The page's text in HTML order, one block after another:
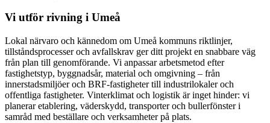
Vi utför rivning i Umeå
Lokal närvaro och kännedom om Umeå kommuns riktlinjer,
tillståndsprocesser och avfallskrav ger ditt projekt en snabbare väg
från plan till genomförande. Vi anpassar arbetsmetod efter
fastighetstyp, byggnadsår, material och omgivning – från
innerstadsmiljöer och BRF-fastigheter till industrilokaler och
offentliga fastigheter. Vinterklimat och logistik är inget hinder: vi
planerar etablering, väderskydd, transporter och bullerfönster i
samråd med beställare och verksamheter på plats.